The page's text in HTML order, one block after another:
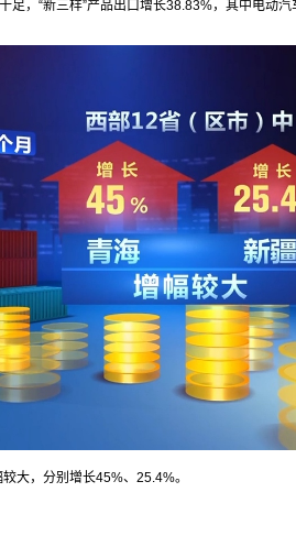
足，“新三样”产品出口增长38.83%，其中电动
大，分别增长45%、25.4%。